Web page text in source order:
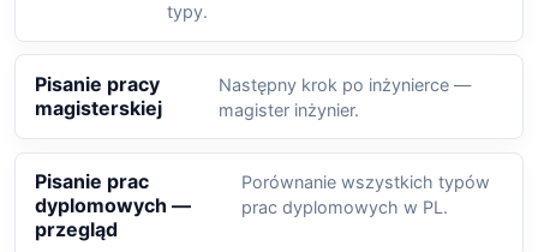
typy.
Pisanie pracy
magisterskiej
Następny krok po inżynierce —
magister inżynier.
Pisanie prac
dyplomowych —
przegląd
Porównanie wszystkich typów
prac dyplomowych w PL.